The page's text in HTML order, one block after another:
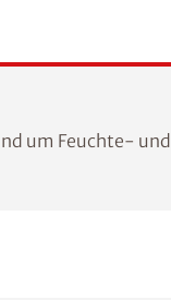
um Feuchte- und